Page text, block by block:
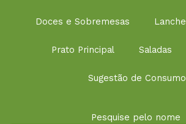
Doces e Sobremesas Lanche
Prato Principal Saladas
Sugestão de Consumo
Pesquise pelo nome